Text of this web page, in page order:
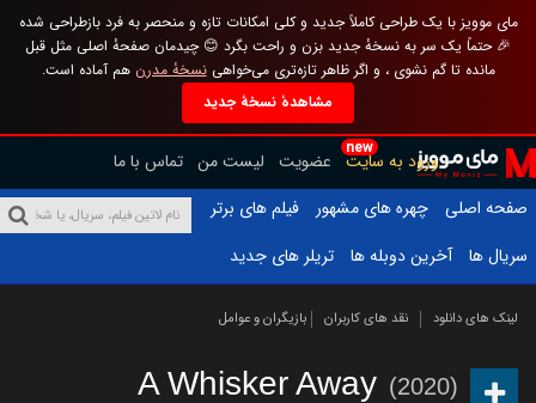
مای موویز با یک طراحی کاملاً جدید و کلی امکانات تازه و منحصر به فرد بازطراحی شده
🎉 حتماً یک سر به نسخهٔ جدید بزن و راحت بگرد 😊 چیدمان صفحهٔ اصلی مثل قبل
مانده تا گم نشوی ، و اگر ظاهر تازه‌تری می‌خواهینسخهٔ مدرن هم آماده است.
مشاهدهٔ نسخهٔ جدید
new
ورود به سایت عضویت لیست من تماس با ما
صفحه اصلی
چهره های مشهور
فیلم های برتر
سریال ها
آخرین دوبله ها تریلر های جدید
لینک های دانلود نقد های کاربران بازیگران و عوامل
A Whisker Away (2020)